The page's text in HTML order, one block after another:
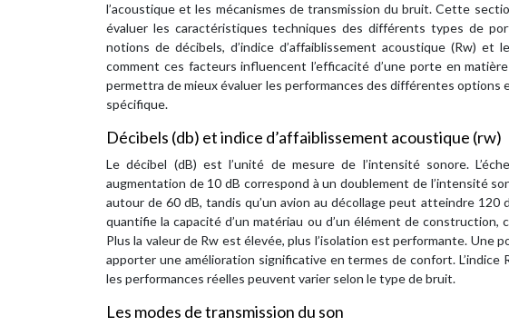
l’acoustique et les mécanismes de transmission du bruit. Cette
évaluer les caractéristiques techniques des différents types de
notions de décibels, d’indice d’affaiblissement acoustique (Rw)
comment ces facteurs influencent l’efficacité d’une porte en
permettra de mieux évaluer les performances des différentes
spécifique.
Décibels (db) et indice d’affaiblissement acoustique (rw)
Le décibel (dB) est l’unité de mesure de l’intensité sonore.
augmentation de 10 dB correspond à un doublement de l’intensité
autour de 60 dB, tandis qu’un avion au décollage peut atteindre 120
quantifie la capacité d’un matériau ou d’un élément de
Plus la valeur de Rw est élevée, plus l’isolation est performante. Une
apporter une amélioration significative en termes de confort.
les performances réelles peuvent varier selon le type de bruit.
Les modes de transmission du son